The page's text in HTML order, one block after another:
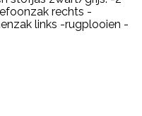
rechts -
links -rugplooien -